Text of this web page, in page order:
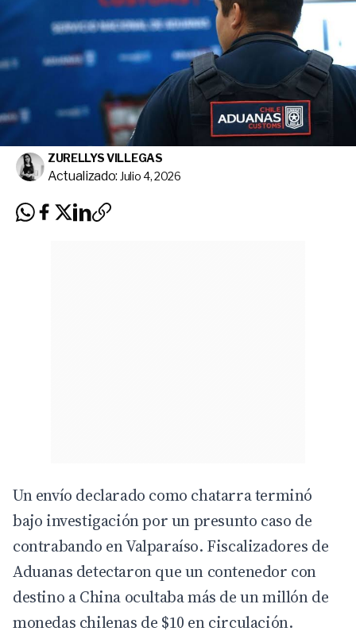
ZURELLYS VILLEGAS
Actualizado: Julio 4, 2026
Un envío declarado como chatarra terminó
bajo investigación por un presunto caso de
contrabando en Valparaíso. Fiscalizadores de
Aduanas detectaron que un contenedor con
destino a China ocultaba más de un millón de
monedas chilenas de $10 en circulación.